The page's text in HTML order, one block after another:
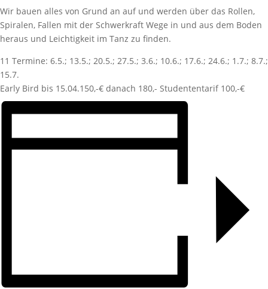
Wir bauen alles von Grund an auf und werden über das Rollen,
Spiralen, Fallen mit der Schwerkraft Wege in und aus dem Boden
heraus und Leichtigkeit im Tanz zu finden.
11 Termine: 6.5.; 13.5.; 20.5.; 27.5.; 3.6.; 10.6.; 17.6.; 24.6.; 1.7.; 8.7.;
15.7.
Early Bird bis 15.04.150,-€ danach 180,- Studententarif 100,-€